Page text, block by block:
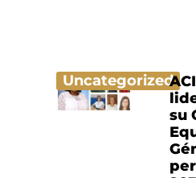
Uncategorized
su